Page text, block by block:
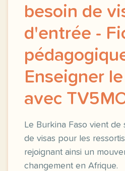
besoin de
d'entrée -
Enseigner
avec
Le Burkina Faso vient de
de visas pour les
rejoignant ainsi un
changement en Afrique.